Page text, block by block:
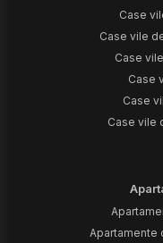
Case
Case vile
Case
Case
Case
Case vile
Apartamente